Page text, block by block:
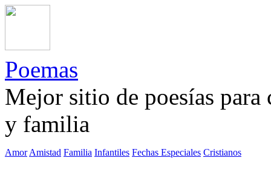
Poemas
Mejor sitio de poesías
y familia
Amor Amistad Familia Infantiles Fechas Especiales Cristianos